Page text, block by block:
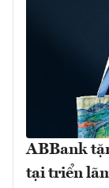
ABBank
tại triển